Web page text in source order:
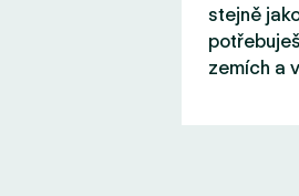
stejně
zemích a